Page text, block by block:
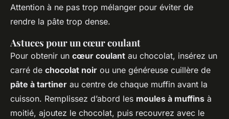
Attention à ne pas trop mélanger pour éviter de
rendre la pâte trop dense.
Astuces pour un cœur coulant
Pour obtenir un cœur coulant au chocolat, insérez un
carré de chocolat noir ou une généreuse cuillère de
pâte à tartiner au centre de chaque muffin avant la
cuisson. Remplissez d’abord les moules à muffins à
moitié, ajoutez le chocolat, puis recouvrez avec le